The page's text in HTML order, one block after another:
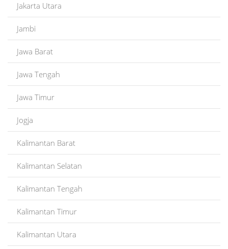
Jakarta Utara
Jambi
Jawa Barat
Jawa Tengah
Jawa Timur
Jogja
Kalimantan Barat
Kalimantan Selatan
Kalimantan Tengah
Kalimantan Timur
Kalimantan Utara